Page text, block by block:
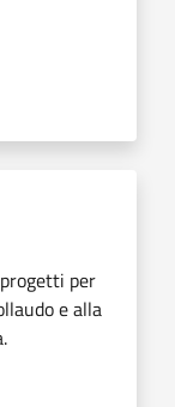
per
e alla